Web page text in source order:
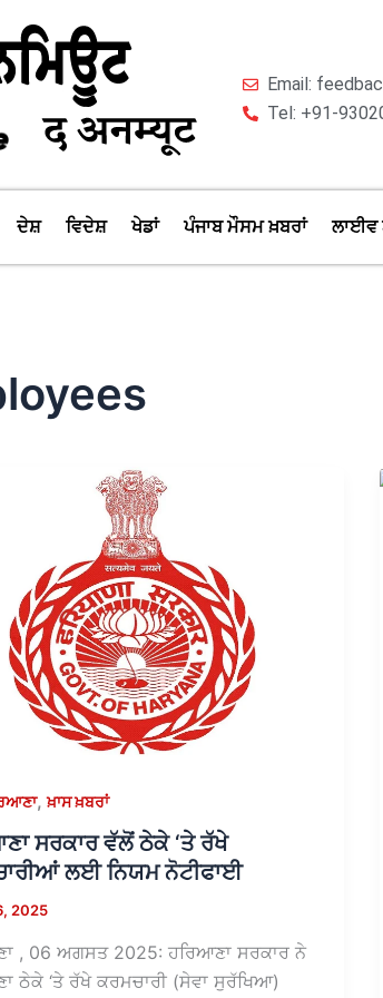
Email:
Tel: +91-
ਦੇਸ਼ ਵਿਦੇਸ਼ ਖੇਡਾਂ ਪੰਜਾਬ ਮੌਸਮ ਖ਼ਬਰਾਂ ਲਾਈਵ
,ਖ਼ਾਸ ਖ਼ਬਰਾਂ
ਸਰਕਾਰ ਵੱਲੋਂ ਠੇਕੇ ‘ਤੇ ਰੱਖੇ
ਲਈ ਨਿਯਮ ਨੋਟੀਫਾਈ
2025
, 06 ਅਗਸਤ 2025: ਹਰਿਆਣਾ ਸਰਕਾਰ ਨੇ
ਠੇਕੇ ‘ਤੇ ਰੱਖੇ ਕਰਮਚਾਰੀ (ਸੇਵਾ ਸੁਰੱਖਿਆ)